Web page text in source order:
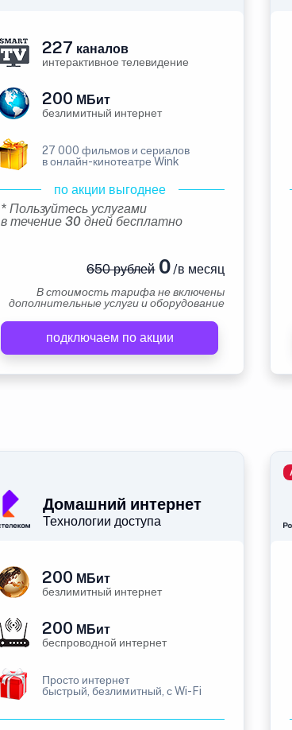
227 каналов
интерактивное телевидение
200 МБит
безлимитный интернет
27 000 фильмов и сериалов
в онлайн-кинотеатре Wink
по акции выгоднее
* Пользуйтесь услугами
в течение 30 дней бесплатно
650 рублей0/в месяц
В стоимость тарифа не включены
дополнительные услуги и оборудование
подключаем по акции
Домашний интернет
Технологии доступа
200 МБит
безлимитный интернет
200 МБит
беспроводной интернет
Просто интернет
быстрый, безлимитный, с Wi-Fi